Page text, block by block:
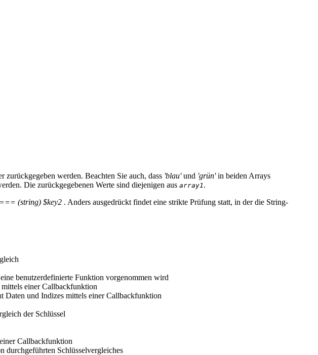
werden. Beachten Sie auch, dass 'blau'und 'grün'in beiden Arrays
Die zurückgegebenen Werte sind diejenigen aus array1 .
(string) $key2 . Anders ausgedrückt findet eine strikte Prüfung statt, in der die String-
benutzerdefinierte Funktion vorgenommen wird
einer Callbackfunktion
Daten und Indizes mittels einer Callbackfunktion
der Schlüssel
Callbackfunktion
durchgeführten Schlüsselvergleiches